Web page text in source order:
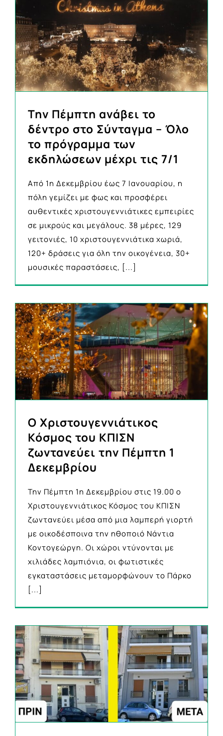
Την Πέμπτη ανάβει το
δέντρο στο Σύνταγμα – Όλο
το πρόγραμμα των
εκδηλώσεων μέχρι τις 7/1
Από 1η Δεκεμβρίου έως 7 Ιανουαρίου, η
πόλη γεμίζει με φως και προσφέρει
αυθεντικές χριστουγεννιάτικες εμπειρίες
σε μικρούς και μεγάλους. 38 μέρες, 129
γειτονιές, 10 χριστουγεννιάτικα χωριά,
120+ δράσεις για όλη την οικογένεια, 30+
μουσικές παραστάσεις, [...]
Ο Χριστουγεννιάτικος
Κόσμος του ΚΠΙΣΝ
ζωντανεύει την Πέμπτη 1
Δεκεμβρίου
Την Πέμπτη 1η Δεκεμβρίου στις 19.00 ο
Χριστουγεννιάτικος Κόσμος του ΚΠΙΣΝ
ζωντανεύει μέσα από μια λαμπερή γιορτή
με οικοδέσποινα την ηθοποιό Νάντια
Κοντογεώργη. Οι χώροι ντύνονται με
χιλιάδες λαμπιόνια, οι φωτιστικές
εγκαταστάσεις μεταμορφώνουν το Πάρκο
[...]